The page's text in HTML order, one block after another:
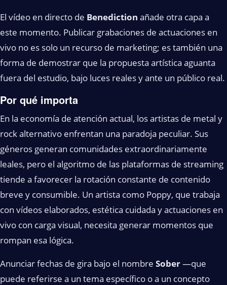
El vídeo en directo de Benediction añade otra capa a
este momento. Publicar grabaciones de actuaciones en
vivo no es solo un recurso de marketing; es también una
forma de demostrar que la propuesta artística aguanta
fuera del estudio, bajo luces reales y ante un público real.
Por qué importa
En la economía de atención actual, los artistas de metal y
rock alternativo enfrentan una paradoja peculiar. Sus
géneros generan comunidades extraordinariamente
leales, pero el algoritmo de las plataformas de streaming
tiende a favorecer la rotación constante de contenido
breve y consumible. Un artista como Poppy, que trabaja
con vídeos elaborados, estética cuidada y actuaciones en
vivo con carga visual, necesita generar momentos que
rompan esa lógica.
Anunciar fechas de gira bajo el nombre Sober—que
puede referirse a un tema específico o a un concepto